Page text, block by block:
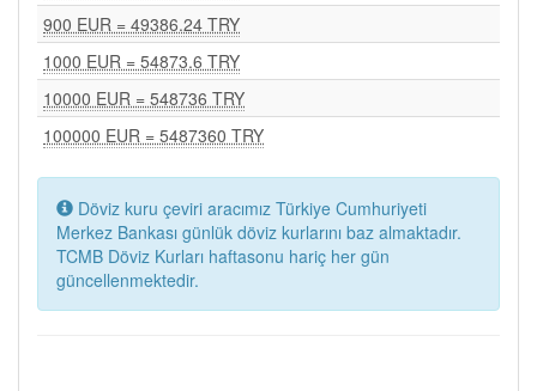
900 EUR = 49386.24 TRY
1000 EUR = 54873.6 TRY
10000 EUR = 548736 TRY
100000 EUR = 5487360 TRY
Döviz kuru çeviri aracımız Türkiye Cumhuriyeti
Merkez Bankası günlük döviz kurlarını baz almaktadır.
TCMB Döviz Kurları haftasonu hariç her gün
güncellenmektedir.